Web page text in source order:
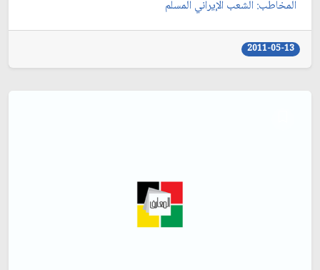
المخاطب: الشعب الإيراني المسلم‏
2011-05-13